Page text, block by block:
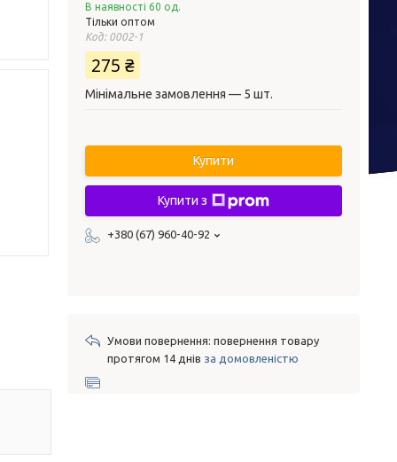
В наявності 60 од.
Тільки оптом
Код: 0002-1
275 ₴
Мінімальне замовлення — 5 шт.
Купити
Купити з
+380 (67) 960-40-92
повернення товару
протягом 14 днів за домовленістю